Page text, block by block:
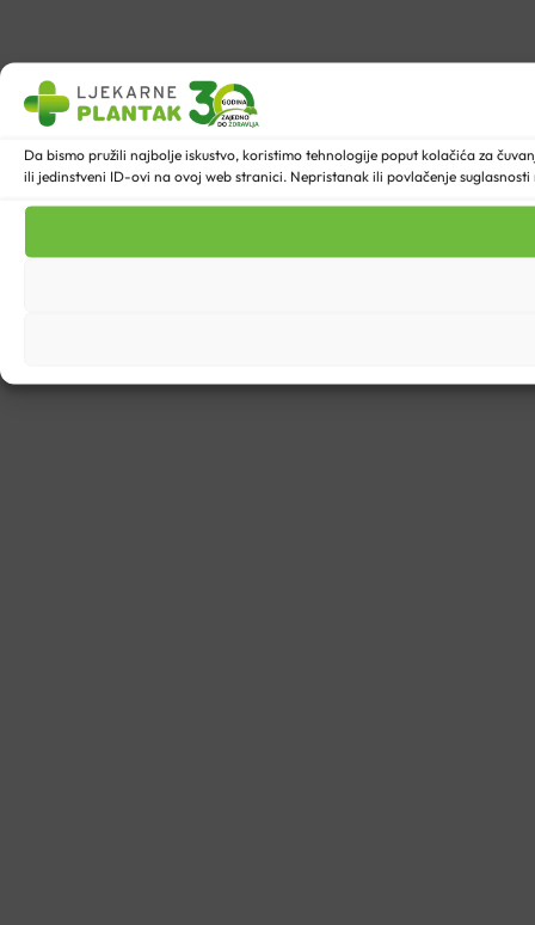
Da bismo pružili najbolje iskustvo, koristimo tehnologije poput kolačića za
ili jedinstveni ID-ovi na ovoj web stranici. Nepristanak ili povlačenje